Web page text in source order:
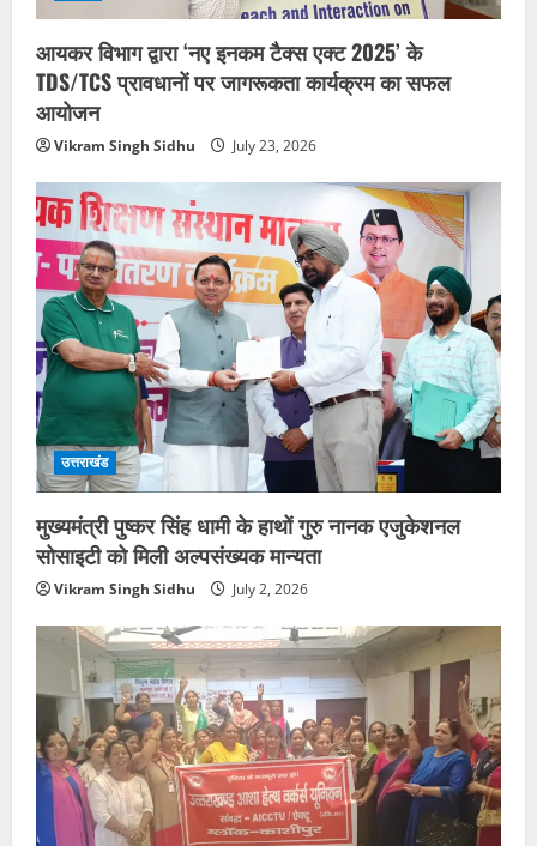
आयकर विभाग द्वारा ‘नए इनकम टैक्स एक्ट 2025’ के
TDS/TCS प्रावधानों पर जागरूकता कार्यक्रम का सफल
आयोजन
Vikram Singh Sidhu July 23, 2026
उत्तराखंड
मुख्यमंत्री पुष्कर सिंह धामी के हाथों गुरु नानक एजुकेशनल
सोसाइटी को मिली अल्पसंख्यक मान्यता
Vikram Singh Sidhu July 2, 2026